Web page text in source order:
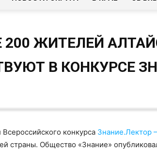
200 ЖИТЕЛЕЙ
В КОНКУРСЕ
конкурса Знание.Лектор
страны. Общество «Знание»